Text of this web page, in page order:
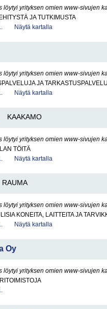
löytyi yrityksen omien www-sivujen
JA TUTKIMUSTA
Näytä kartalla
löytyi yrityksen omien www-sivujen
JA
Näytä kartalla
KAAKAMO
löytyi yrityksen omien www-sivujen
TÖITÄ
Näytä kartalla
RAUMA
löytyi yrityksen omien www-sivujen
KONEITA, LAITTEITA JA
Näytä kartalla
Oy
löytyi yrityksen omien www-sivujen